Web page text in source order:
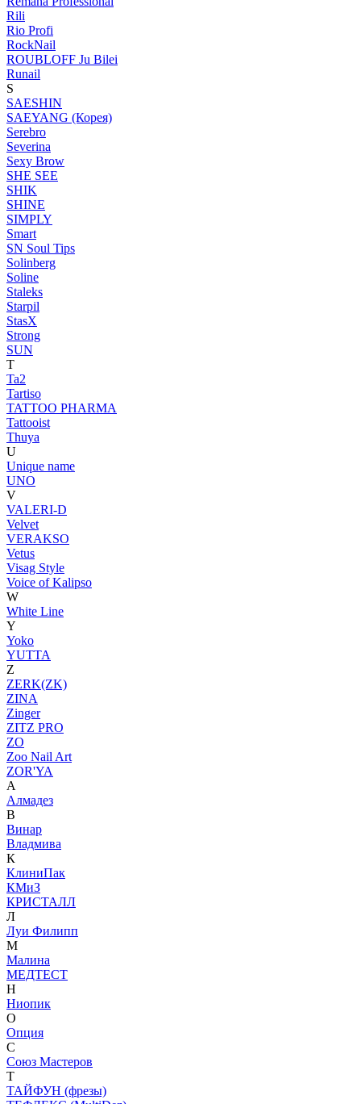
Rili
Rio Profi
RockNail
ROUBLOFF Ju Bilei
Runail
S
SAESHIN
SAEYANG (Корея)
Serebro
Severina
Sexy Brow
SHE SEE
SHIK
SHINE
SIMPLY
Smart
SN Soul Tips
Solinberg
Soline
Staleks
Starpil
StasX
Strong
SUN
T
Ta2
Tartiso
TATTOO PHARMA
Tattooist
Thuya
U
Unique name
UNO
V
VALERI-D
Velvet
VERAKSO
Vetus
Visag Style
Voice of Kalipso
W
White Line
Y
Yoko
YUTTA
Z
ZERK(ZK)
ZINA
Zinger
ZITZ PRO
ZO
Zoo Nail Art
ZOR'YA
А
Алмадез
В
Винар
Владмива
К
КлиниПак
КМиЗ
КРИСТАЛЛ
Л
Луи Филипп
М
Малина
МЕДТЕСТ
Н
Ниопик
О
Опция
С
Союз Мастеров
Т
ТАЙФУН (фрезы)